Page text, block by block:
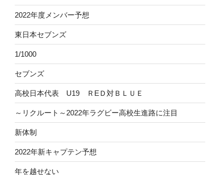
2022年度メンバー予想
東日本セブンズ
1/1000
セブンズ
高校日本代表 U19 ＲEＤ対ＢＬＵＥ
～リクルート～2022年ラグビー高校生進路に注目
新体制
2022年新キャプテン予想
年を越せない